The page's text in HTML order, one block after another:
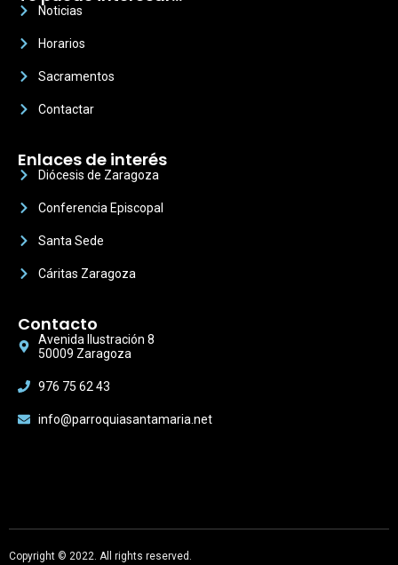
Noticias
Horarios
Sacramentos
Contactar
Enlaces de interés
Diócesis de Zaragoza
Conferencia Episcopal
Santa Sede
Cáritas Zaragoza
Contacto
Avenida Ilustración 8
50009 Zaragoza
976 75 62 43
info@parroquiasantamaria.net
Copyright © 2022. All rights reserved.